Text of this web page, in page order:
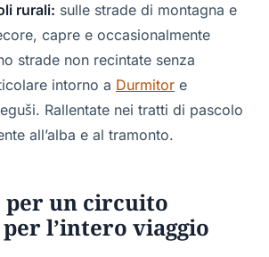
rurali: sulle strade di montagna e
capre e occasionalmente
strade non recintate senza
intorno a Durmitor e
Rallentate nei tratti di pascolo
all’alba e al tramonto.
per un circuito
l’intero viaggio